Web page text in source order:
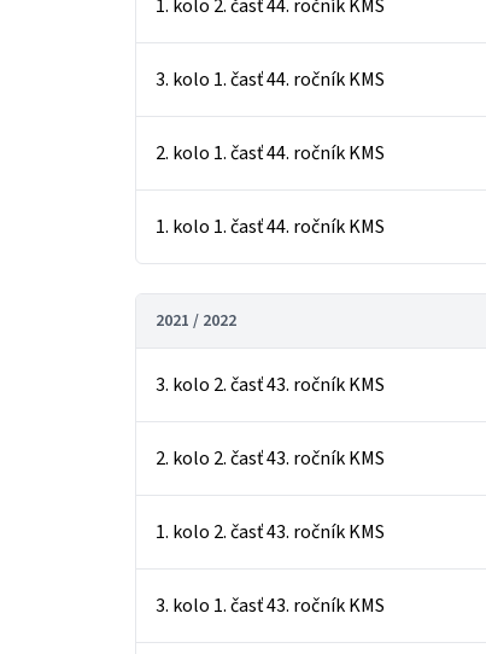
1. kolo 2. časť 44. ročník KMS
3. kolo 1. časť 44. ročník KMS
2. kolo 1. časť 44. ročník KMS
1. kolo 1. časť 44. ročník KMS
2021 / 2022
3. kolo 2. časť 43. ročník KMS
2. kolo 2. časť 43. ročník KMS
1. kolo 2. časť 43. ročník KMS
3. kolo 1. časť 43. ročník KMS